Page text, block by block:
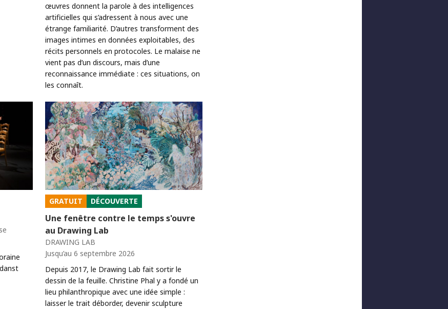
œuvres donnent la parole à des intelligences
artificielles qui s’adressent à nous avec une
étrange familiarité. D’autres transforment des
images intimes en données exploitables, des
récits personnels en protocoles. Le malaise ne
vient pas d’un discours, mais d’une
reconnaissance immédiate : ces situations, on
les connaît.
GRATUIT DÉCOUVERTE
Une fenêtre contre le temps s'ouvre
au Drawing Lab
DRAWING LAB
Jusqu’au 6 septembre 2026
Depuis 2017, le Drawing Lab fait sortir le
dessin de la feuille. Christine Phal y a fondé un
lieu philanthropique avec une idée simple :
laisser le trait déborder, devenir sculpture